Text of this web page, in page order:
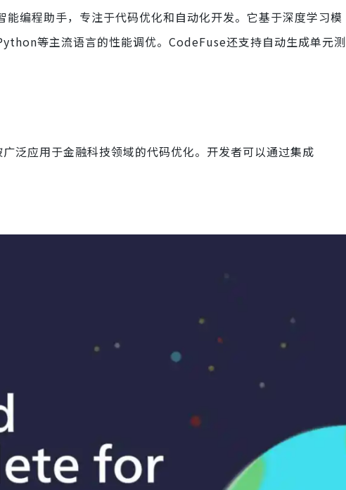
能编程助手，专注于代码优化和自动化开发。它基于深度学习模
等主流语言的性能调优。CodeFuse还支持自动生成单元测
泛应用于金融科技领域的代码优化。开发者可以通过集成